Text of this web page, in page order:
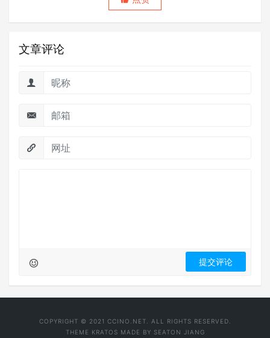
文章评论
COPYRIGHT © 2021 CCINO.NET. ALL RIGHTS RESERVED.
THEME KRATOS MADE BY SEATON JIANG